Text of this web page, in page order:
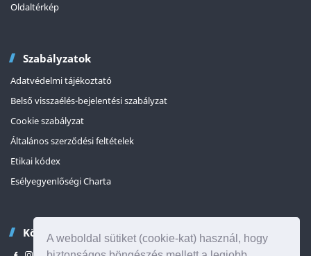
A weboldal sütiket (cookie-kat) használ, hogy
Oldaltérkép
Szabályzatok
Adatvédelmi tájékoztató
Belső visszaélés-bejelentési szabályzat
Cookie szabályzat
Általános szerződési feltételek
Etikai kódex
Esélyegyenlőségi Charta
Kövessen minket